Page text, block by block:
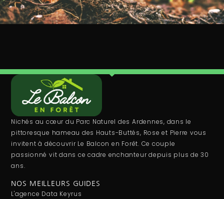
Nichés au cœur du Parc Naturel des Ardennes, dans le
pittoresque hameau des Hauts-Buttés, Rose et Pierre vous
invitent à découvrir Le Balcon en Forêt. Ce couple
passionné vit dans ce cadre enchanteur depuis plus de 30
ans.
NOS MEILLEURS GUIDES
L'agence Data Keyrus